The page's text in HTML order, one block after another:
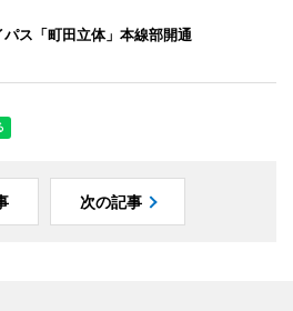
ス「町田立体」本線部開通
次の記事